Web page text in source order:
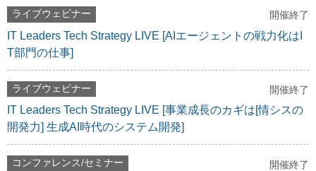
ライブウェビナー 開催終了
IT Leaders Tech Strategy LIVE [AIエージェントの戦力化はI
T部門の仕事]
ライブウェビナー 開催終了
IT Leaders Tech Strategy LIVE [事業成長のカギは[情シスの
開発力] 生成AI時代のシステム開発]
コンファレンス/セミナー 開催終了